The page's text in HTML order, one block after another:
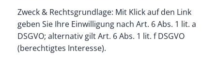
Zweck & Rechtsgrundlage: Mit Klick auf den Link
geben Sie Ihre Einwilligung nach Art. 6 Abs. 1 lit. a
DSGVO; alternativ gilt Art. 6 Abs. 1 lit. f DSGVO
(berechtigtes Interesse).